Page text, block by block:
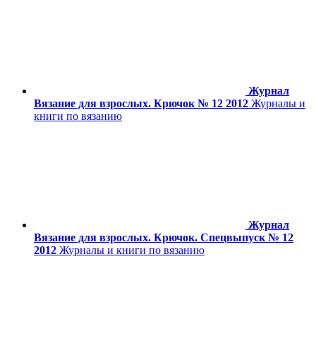
Журнал
Вязание для взрослых. Крючок № 12 2012 Журналы и
книги по вязанию
Журнал
Вязание для взрослых. Крючок. Спецвыпуск № 12
2012 Журналы и книги по вязанию